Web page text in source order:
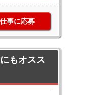
事に応募
もオスス